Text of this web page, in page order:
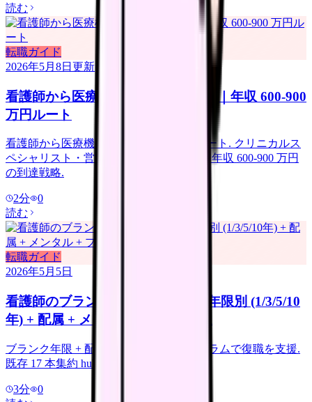
読む
転職ガイド
2026年5月8日 更新
看護師から医療機器メーカーへ転職｜年収 600-900
万円ルート
看護師から医療機器メーカーへの転職ルート. クリニカルス
ペシャリスト・営業・教育職の 3 ルート. 年収 600-900 万円
の到達戦略.
2分
0
読む
転職ガイド
2026年5月5日
看護師のブランク復職 完全ハブ｜年限別 (1/3/5/10
年) + 配属 + メンタル + プログラム
ブランク年限 + 配属 + メンタル + プログラムで復職を支援.
既存 17 本集約 hub.
3分
0